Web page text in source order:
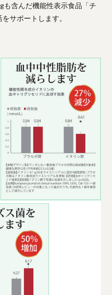
も含んだ機能性表示食品「チ
サポートします。